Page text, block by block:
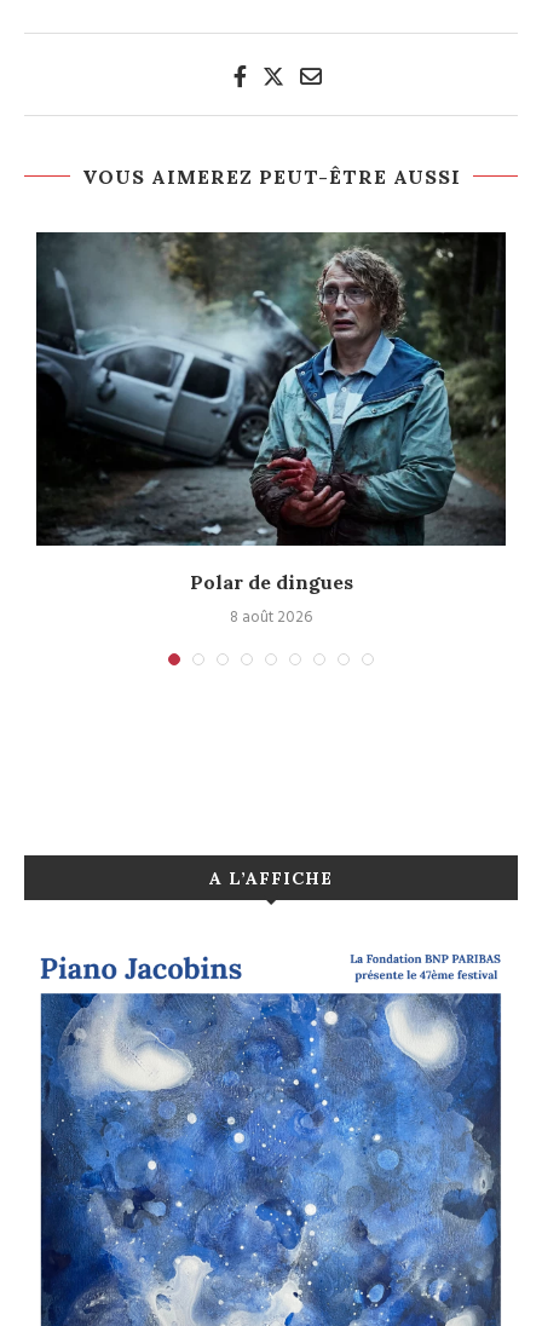
VOUS AIMEREZ PEUT-ÊTRE AUSSI
Polar de dingues
8 août 2026
A L’AFFICHE